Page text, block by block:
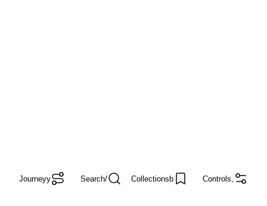
Journeyy Search/ Collectionsb Controls